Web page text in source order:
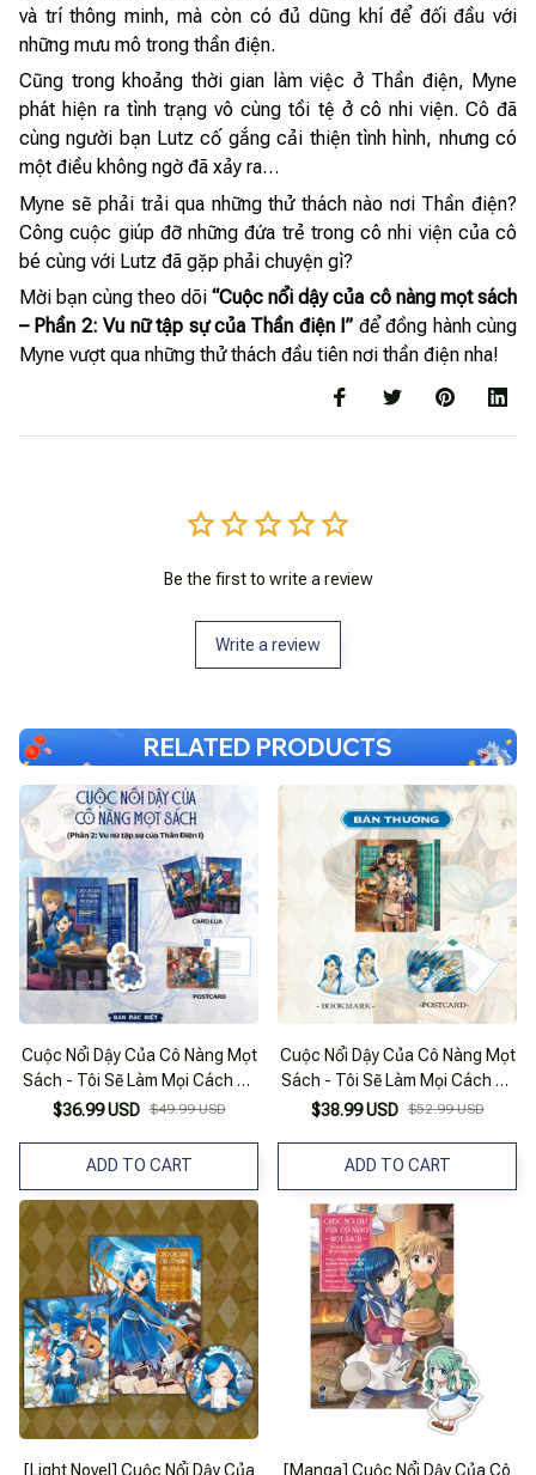
và trí thông minh, mà còn có đủ dũng khí để đối đầu với
những mưu mô trong thần điện.
Cũng trong khoảng thời gian làm việc ở Thần điện, Myne
phát hiện ra tình trạng vô cùng tồi tệ ở cô nhi viện. Cô đã
cùng người bạn Lutz cố gắng cải thiện tình hình, nhưng có
một điều không ngờ đã xảy ra…
Myne sẽ phải trải qua những thử thách nào nơi Thần điện?
Công cuộc giúp đỡ những đứa trẻ trong cô nhi viện của cô
bé cùng với Lutz đã gặp phải chuyện gì?
Mời bạn cùng theo dõi “Cuộc nổi dậy của cô nàng mọt sách
– Phần 2: Vu nữ tập sự của Thần điện I” để đồng hành cùng
Myne vượt qua những thử thách đầu tiên nơi thần điện nha!
Be the first to write a review
Write a review
RELATED PRODUCTS
Cuộc Nổi Dậy Của Cô Nàng Mọt
Sách - Tôi Sẽ Làm Mọi Cách Để
Trở Thành Thủ Thư - Phần 2.1 -
Bản Đặc Biệt - Tặng Kèm
Lụa
$36.99 USD $49.99 USD
ADD TO CART
Cuộc Nổi Dậy Của Cô Nàng Mọt
Sách - Tôi Sẽ Làm Mọi Cách Để
Trở Thành Thủ Thư - Phần 1.3 -
Tặng Kèm Postcard + Bookmark
$38.99 USD $52.99 USD
ADD TO CART
[Light Novel] Cuộc Nổi Dậy Của [Manga] Cuộc Nổi Dậy Của Cô